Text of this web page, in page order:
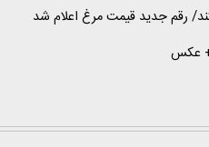
رقم جدید قیمت مرغ اعلام شد
+ عکس